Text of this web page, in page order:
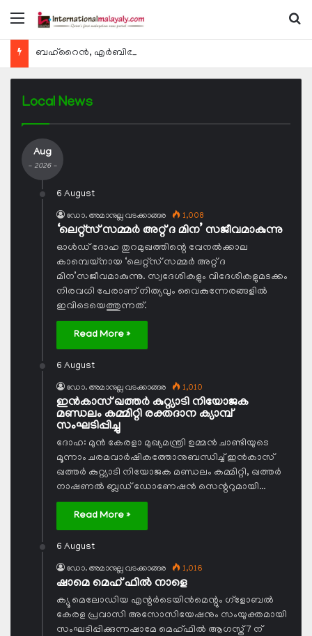
Menu
Local News
Aug
- 2026 -
6 August
ഡോ. അമാനുല്ല വടക്കാങ്ങര 1,008
‘ലെറ്റ്‌സ് സമ്മര്‍ അറ്റ് ദ മിന’ സജീവമാകുന്നു
ഓള്‍ഡ് ദോഹ തുറമുഖത്തിന്റെ വേനല്‍ക്കാല
കാമ്പെയ്നായ ‘ലെറ്റ്‌സ് സമ്മര്‍ അറ്റ് ദ
മിന’സജീവമാകുന്നു. സ്വദേശികളും വിദേശികളുമടക്കം
നിരവധി പേരാണ് നിത്യവും വൈകുന്നേരങ്ങളില്‍
ഇവിടെയെത്തുന്നത്.
Read More »
6 August
ഡോ. അമാനുല്ല വടക്കാങ്ങര 1,010
ഇന്‍കാസ് ഖത്തര്‍ കുറ്റ്യാടി നിയോജക
മണ്ഡലം കമ്മിറ്റി രക്തദാന ക്യാമ്പ്
സംഘടിപ്പിച്ചു
ദോഹ: മുന്‍ കേരളാ മുഖ്യമന്ത്രി ഉമ്മന്‍ ചാണ്ടിയുടെ
മൂന്നാം ചരമവാര്‍ഷികത്തോനുബന്ധിച്ച് ഇന്‍കാസ്
ഖത്തര്‍ കുറ്റ്യാടി നിയോജക മണ്ഡലം കമ്മിറ്റി, ഖത്തര്‍
നാഷണല്‍ ബ്ലഡ് ഡോണേഷന്‍ സെന്ററുമായി…
Read More »
6 August
ഡോ. അമാനുല്ല വടക്കാങ്ങര 1,016
ഷാമെ മെഹ് ഫില്‍ നാളെ
ക്യൂ മെലോഡിയ എന്റര്‍ടെയിന്‍മെന്റും ഗ്ളോബല്‍
കേരള പ്രവാസി അസോസിയേഷനും സംയുക്തമായി
സംഘടിപ്പിക്കുന്നഷാമേ മെഹ്ഫില്‍ ആഗസ്ത് 7 ന്